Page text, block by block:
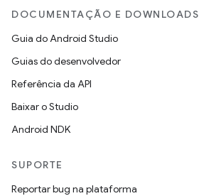
DOCUMENTAÇÃO E DOWNLOADS
Guia do Android Studio
Guias do desenvolvedor
Referência da API
Baixar o Studio
Android NDK
SUPORTE
Reportar bug na plataforma